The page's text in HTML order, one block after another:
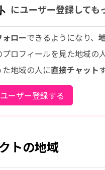
にユーザー登録しても
ォローできるようになり、
プロフィールを見た地域の
地域の人に直接チャット
ーザー登録する
トの地域